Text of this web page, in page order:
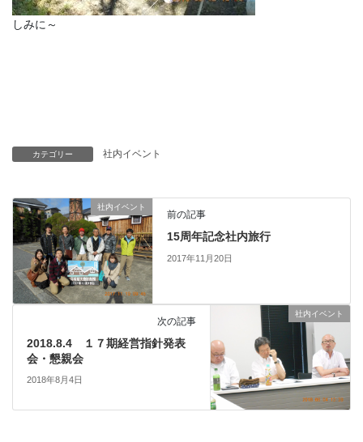
しみに～
カテゴリー 社内イベント
社内イベント
前の記事
15周年記念社内旅行
2017年11月20日
社内イベント
次の記事
2018.8.4 １７期経営指針発表
会・懇親会
2018年8月4日